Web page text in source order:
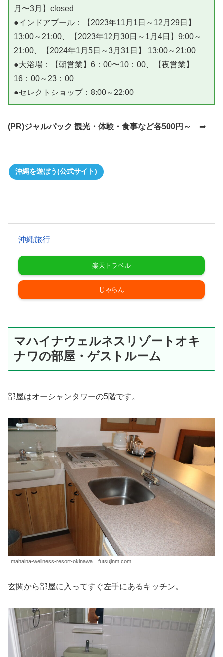
月〜3月】closed
●インドアプール：【2023年11月1日～12月29日】
13:00～21:00、【2023年12月30日～1月4日】9:00～
21:00、【2024年1月5日～3月31日】 13:00～21:00
●大浴場：【朝営業】6：00〜10：00、【夜営業】
16：00～23：00
●セレクトショップ：8:00～22:00
(PR)ジャルパック 観光・体験・食事など各500円～ ➡
沖縄を遊ぼう(公式サイト)
沖縄旅行
楽天トラベル
じゃらん
マハイナウェルネスリゾートオキ
ナワの部屋・ゲストルーム
部屋はオーシャンタワーの5階です。
mahaina-wellness-resort-okinawa futsujinm.com
玄関から部屋に入ってすぐ左手にあるキッチン。